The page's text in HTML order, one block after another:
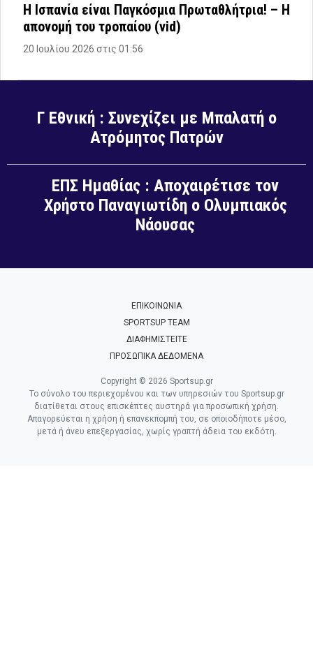
Η Ισπανία είναι Παγκόσμια Πρωταθλήτρια! – Η
απονομή του τροπαίου (vid)
20 Ιουλίου 2026 στις 01:56
Γ Εθνική : Συνεχίζει με Μπαλατή ο
Ατρόμητος Πατρών
ΕΠΣ Ημαθίας : Αποχαιρέτισε τον
Χρήστο Παναγιωτίδη ο Ολυμπιακός
Νάουσας
ΕΠΙΚΟΙΝΩΝΙΑ
SPORTSUP TEAM
ΔΙΑΦΗΜΙΣΤΕΙΤΕ
ΠΡΟΣΩΠΙΚΑ ΔΕΔΟΜΕΝΑ
Copyright © 2026 Sportsup.gr
Το σύνολο του περιεχομένου και των υπηρεσιών του Sportsup.gr
διατίθεται στους επισκέπτες αυστηρά για προσωπική χρήση.
Απαγορεύεται η χρήση ή επανεκπομπή του, σε οποιοδήποτε μέσο,
μετά ή άνευ επεξεργασίας, χωρίς γραπτή άδεια του εκδότη.